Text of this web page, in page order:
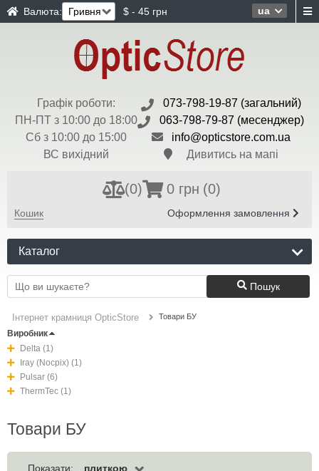
ua
Валюта: $ - 45 грн
Графік роботи:
ПН-ПТ з 10:00 до 18:00
Сб з 10:00 до 15:00
ВС вихідний
073-798-19-87 (загальний)
063-798-79-87 (месенджер)
info@opticstore.com.ua
Дивитись на мапі
(0) 0 грн (0)
Кошик Оформлення замовлення
Каталог
Пошук
Інтернет крамниця OpticStore Товари БУ
Виробник
Delta (1)
Iray (Nocpix) (1)
Pulsar (6)
ThermTec (1)
Товари БУ
Показати:
плиткою